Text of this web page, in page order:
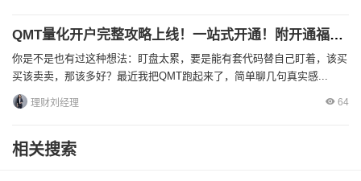
QMT量化开户完整攻略上线！一站式开通！附开通福利！
你是不是也有过这种想法：盯盘太累，要是能有套代码替自己盯着，该买
买该卖卖，那该多好？最近我把QMT跑起来了，简单聊几句真实感...
理财刘经理 64
相关搜索